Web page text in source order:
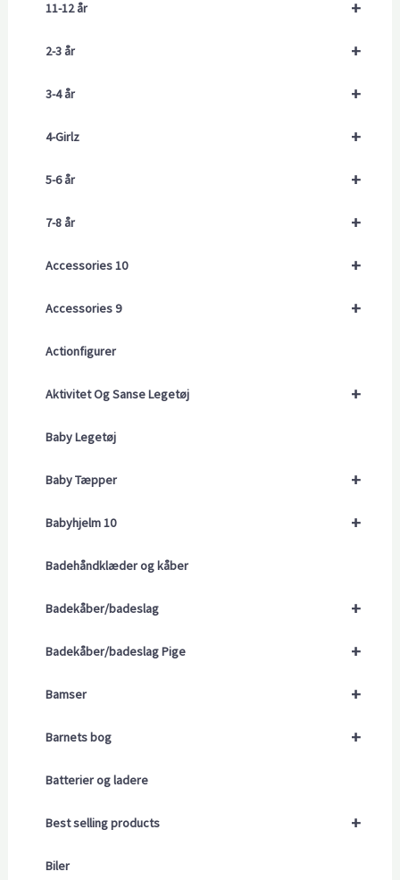
+
11-12 år
+
2-3 år
+
3-4 år
+
4-Girlz
+
5-6 år
+
7-8 år
+
Accessories 10
+
Accessories 9
Actionfigurer
+
Aktivitet Og Sanse Legetøj
Baby Legetøj
+
Baby Tæpper
+
Babyhjelm 10
Badehåndklæder og kåber
+
Badekåber/badeslag
+
Badekåber/badeslag Pige
+
Bamser
+
Barnets bog
Batterier og ladere
+
Best selling products
Biler